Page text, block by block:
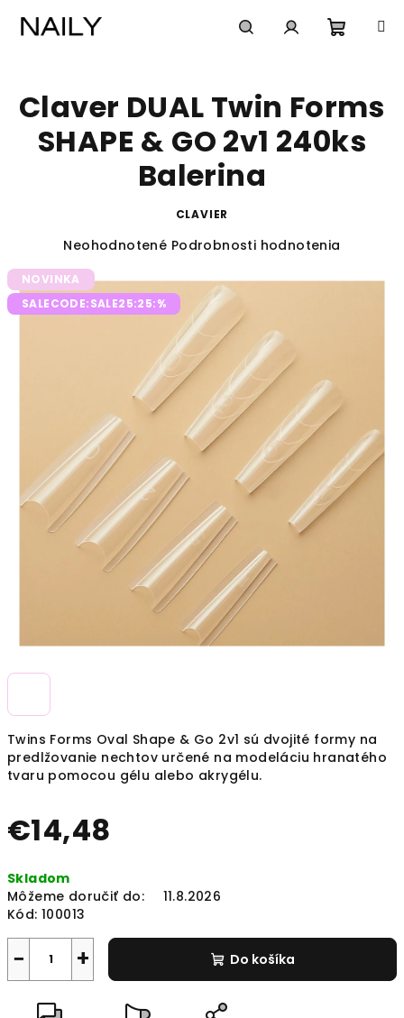
košík
Twins Forms Oval Shape & Go 2v1 sú dvojité formy na
predlžovanie nechtov určené na modeláciu hranatého
tvaru pomocou gélu alebo akrygélu.
€14,48
cena:
Skladom
Môžeme doručiť do:
11.8.2026
Kód: 100013
+
− Do košíka
Claver DUAL Twin Forms
SHAPE & GO 2v1 240ks
Balerina
CLAVIER
Priemerné
produktu
je
0,0
Neohodnotené Podrobnosti hodnotenia
NOVINKA
SALECODE:SALE25:25:%